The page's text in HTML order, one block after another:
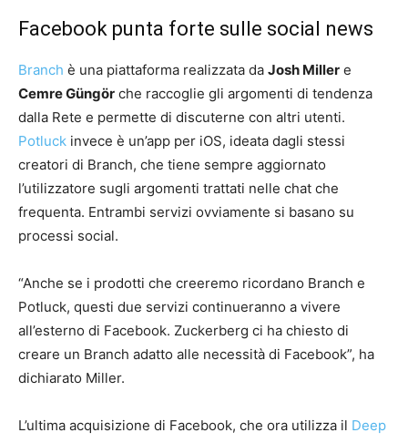
Facebook punta forte sulle social news
Branch è una piattaforma realizzata da Josh Miller e
Cemre Güngör che raccoglie gli argomenti di tendenza
dalla Rete e permette di discuterne con altri utenti.
Potluck invece è un’app per iOS, ideata dagli stessi
creatori di Branch, che tiene sempre aggiornato
l’utilizzatore sugli argomenti trattati nelle chat che
frequenta. Entrambi servizi ovviamente si basano su
processi social.
“Anche se i prodotti che creeremo ricordano Branch e
Potluck, questi due servizi continueranno a vivere
all’esterno di Facebook. Zuckerberg ci ha chiesto di
creare un Branch adatto alle necessità di Facebook”, ha
dichiarato Miller.
L’ultima acquisizione di Facebook, che ora utilizza il Deep